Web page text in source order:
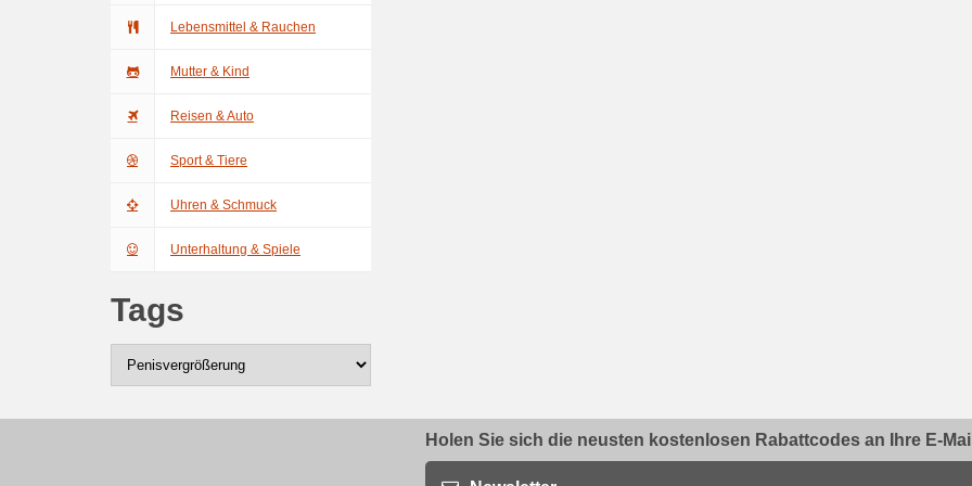
Lebensmittel & Rauchen
Mutter & Kind
Reisen & Auto
Sport & Tiere
Uhren & Schmuck
Unterhaltung & Spiele
Tags
Holen Sie sich die neusten kostenlosen Rabattcodes an Ihre E-